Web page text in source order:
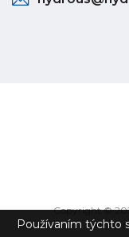
Copyright ©
eshop
Používaním týchto